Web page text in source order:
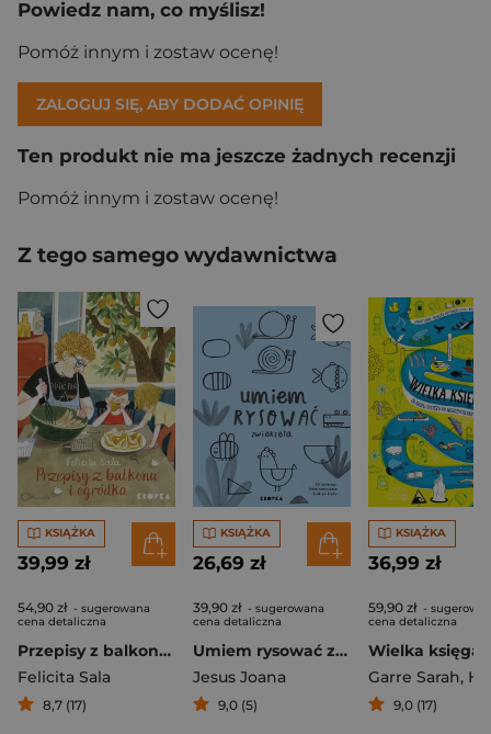
Powiedz nam, co myślisz!
Pomóż innym i zostaw ocenę!
ZALOGUJ SIĘ, ABY DODAĆ OPINIĘ
Ten produkt nie ma jeszcze żadnych recenzji
Pomóż innym i zostaw ocenę!
Z tego samego wydawnictwa
KSIĄŻKA
39,99 zł
54,90 zł - sugerowana
cena detaliczna
Przepisy z balkonu i ogródka
Felicita Sala
8,7 (17)
KSIĄŻKA
26,69 zł
39,90 zł - sugerowana
cena detaliczna
Umiem rysować zwierzęta
Jesus Joana
9,0 (5)
KSIĄŻKA
36,99 zł
59,90 zł -
cena detaliczna
Garre Sarah,
9,0 (17)